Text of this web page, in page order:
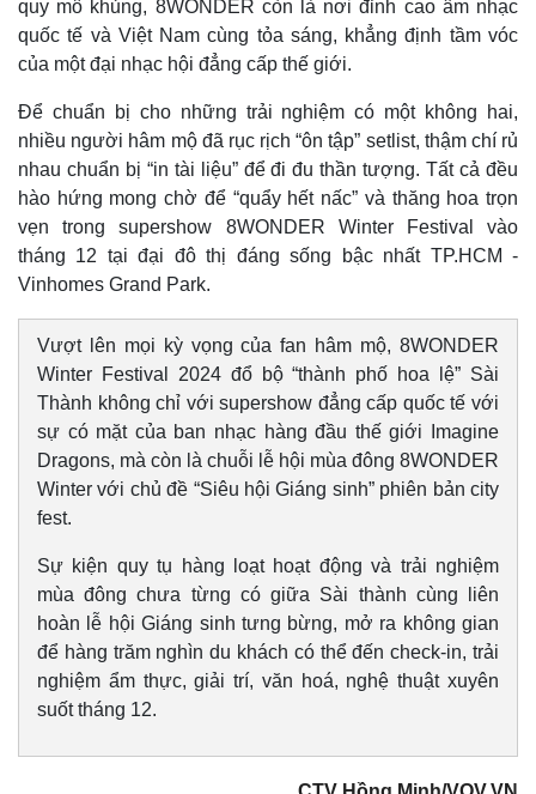
quy mô khủng, 8WONDER còn là nơi đỉnh cao âm nhạc
quốc tế và Việt Nam cùng tỏa sáng, khẳng định tầm vóc
của một đại nhạc hội đẳng cấp thế giới.
Để chuẩn bị cho những trải nghiệm có một không hai,
nhiều người hâm mộ đã rục rịch “ôn tập” setlist, thậm chí rủ
nhau chuẩn bị “in tài liệu” để đi đu thần tượng. Tất cả đều
hào hứng mong chờ để “quẩy hết nấc” và thăng hoa trọn
vẹn trong supershow 8WONDER Winter Festival vào
tháng 12 tại đại đô thị đáng sống bậc nhất TP.HCM -
Vinhomes Grand Park.
Vượt lên mọi kỳ vọng của fan hâm mộ, 8WONDER
Winter Festival 2024 đổ bộ “thành phố hoa lệ” Sài
Thành không chỉ với supershow đẳng cấp quốc tế với
sự có mặt của ban nhạc hàng đầu thế giới Imagine
Dragons, mà còn là chuỗi lễ hội mùa đông 8WONDER
Winter với chủ đề “Siêu hội Giáng sinh” phiên bản city
fest.
Sự kiện quy tụ hàng loạt hoạt động và trải nghiệm
mùa đông chưa từng có giữa Sài thành cùng liên
hoàn lễ hội Giáng sinh tưng bừng, mở ra không gian
để hàng trăm nghìn du khách có thể đến check-in, trải
nghiệm ẩm thực, giải trí, văn hoá, nghệ thuật xuyên
suốt tháng 12.